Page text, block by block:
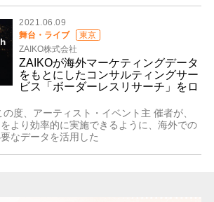
2021.06.09
舞台・ライブ
東京
ZAIKO株式会社
ZAIKOが海外マーケティングデータ
をもとにしたコンサルティングサー
ビス「ボーダーレスリサーチ」をロ
度、アーティスト・イベント主 催者が、
より効率的に実施できるように、海外での
なデータを活用した